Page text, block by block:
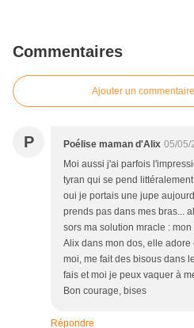
Commentaires
Ajouter un commentaire
P Poélise maman d'Alix 05/05/
Moi aussi j'ai parfois
tyran qui se pend
oui je portais une jupe
prends pas dans mes bras...
sors ma solution mracle :
Alix dans mon dos, elle
moi, me fait des bisous dans
fais et moi je peux vaquer à
Bon courage, bises
Répondre